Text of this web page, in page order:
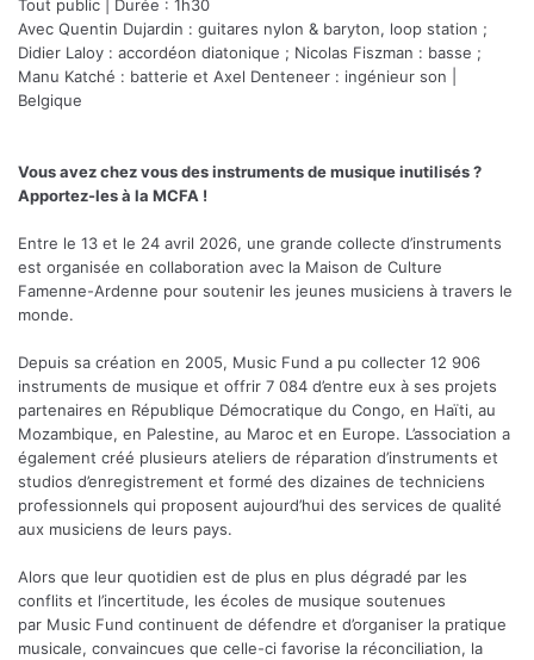
Tout public | Durée : 1h30
​​Avec Quentin Dujardin : guitares nylon & baryton, loop station ;
Didier Laloy : accordéon diatonique ; Nicolas Fiszman : basse ;
Manu Katché : batterie et Axel Denteneer : ingénieur son |
Belgique
Vous avez chez vous des instruments de musique inutilisés ?
Apportez-les à la MCFA !
Entre le 13 et le 24 avril 2026, une grande collecte d’instruments
est organisée en collaboration avec la Maison de Culture
Famenne-Ardenne pour soutenir les jeunes musiciens à travers le
monde.
Depuis sa création en 2005, Music Fund a pu collecter 12 906
instruments de musique et offrir 7 084 d’entre eux à ses projets
partenaires en République Démocratique du Congo, en Haïti, au
Mozambique, en Palestine, au Maroc et en Europe. L’association a
également créé plusieurs ateliers de réparation d’instruments et
studios d’enregistrement et formé des dizaines de techniciens
professionnels qui proposent aujourd’hui des services de qualité
aux musiciens de leurs pays.
Alors que leur quotidien est de plus en plus dégradé par les
conflits et l’incertitude, les écoles de musique soutenues
par Music Fund continuent de défendre et d’organiser la pratique
musicale, convaincues que celle-ci favorise la réconciliation, la